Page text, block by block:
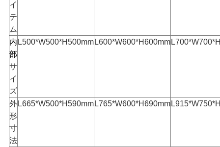
事
件
見
積
も
り
イ
テ
ム
内
部
サ
イ
ズ
L500*W500*H500mmL600*W600*H600mm
外
形
寸
法
L665*W500*H590mmL765*W600*H690mm